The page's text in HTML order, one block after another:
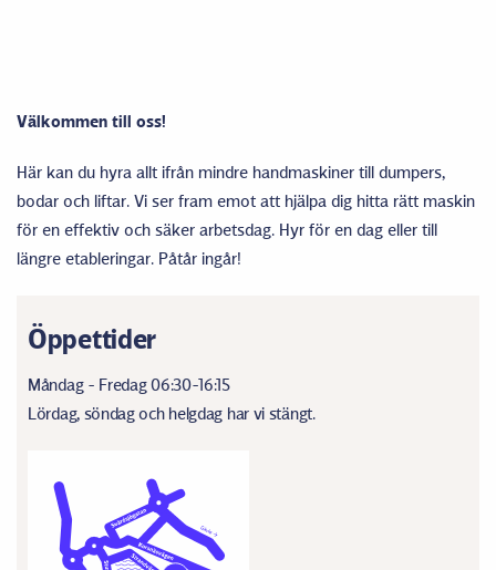
Välkommen till oss!
Här kan du hyra allt ifrån mindre handmaskiner till dumpers,
bodar och liftar. Vi ser fram emot att hjälpa dig hitta rätt maskin
för en effektiv och säker arbetsdag. Hyr för en dag eller till
längre etableringar. Påtår ingår!
Öppettider
Måndag - Fredag 06:30-16:15
Lördag, söndag och helgdag har vi stängt.